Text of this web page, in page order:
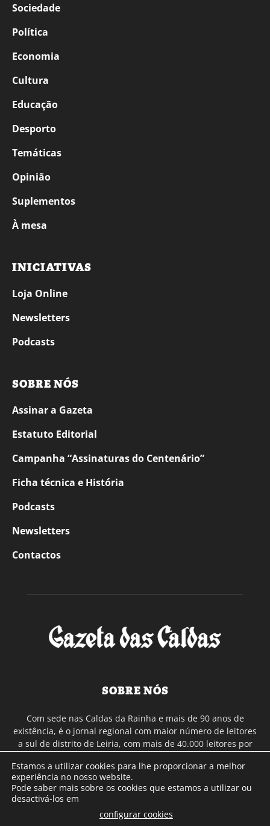
Sociedade
Política
Economia
Cultura
Educação
Desporto
Temáticas
Opinião
Suplementos
À mesa
INICIATIVAS
Loja Online
Newsletters
Podcasts
SOBRE NÓS
Assinar a Gazeta
Estatuto Editorial
Campanha “Assinaturas do Centenário”
Ficha técnica e História
Podcasts
Newsletters
Contactos
SOBRE NÓS
Com sede nas Caldas da Rainha e mais de 90 anos de
existência, é o jornal regional com maior número de leitores
a sul de distrito de Leiria, com mais de 40.000 leitores por
Continental e assinatura online.
SIGA-NOS
Estamos a utilizar cookies para lhe proporcionar a melhor
experiência no nosso website.
Pode saber mais sobre os cookies que estamos a utilizar ou
desactivá-los em
configurar cookies